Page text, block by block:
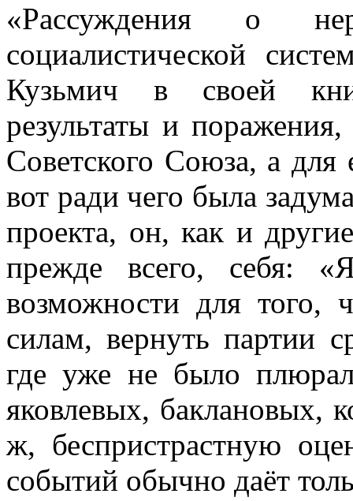
«Рассуждения о
социалистической
Кузьмич в своей
результаты и
Советского Союза, а для
вот ради чего была
проекта, он, как и
прежде всего, себя:
возможности для того,
силам, вернуть партии
где уже не было
яковлевых, баклановых,
ж, беспристрастную
событий обычно даёт